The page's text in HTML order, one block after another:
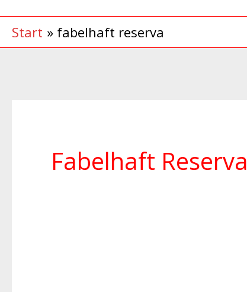
Start fabelhaft reserva
Fabelhaft Reserva